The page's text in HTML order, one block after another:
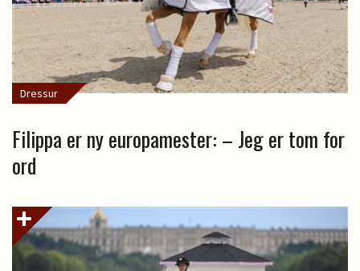
Dressur
Filippa er ny europamester: – Jeg er tom for
ord